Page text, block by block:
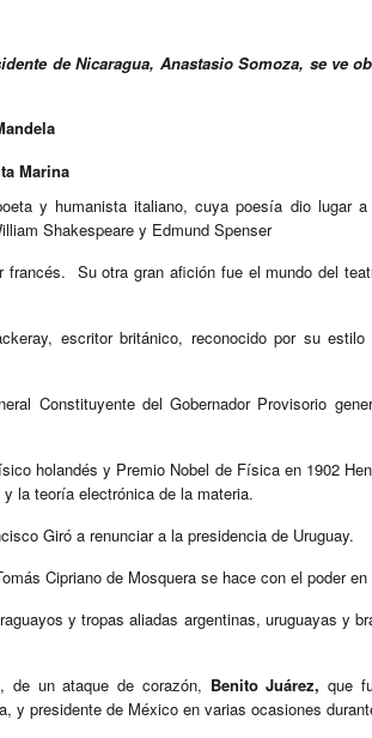
de Nicaragua, Anastasio Somoza, se ve
Marina
y humanista italiano, cuya poesía dio lugar
Shakespeare y Edmund Spenser
francés. Su otra gran afición fue el mundo del
escritor británico, reconocido por su
Constituyente del Gobernador Provisorio
holandés y Premio Nobel de Física en 1902
la teoría electrónica de la materia.
Giró a renunciar a la presidencia de Uruguay.
Cipriano de Mosquera se hace con el poder en
y tropas aliadas argentinas, uruguayas y
de un ataque de corazón, Benito Juárez, que
y presidente de México en varias ocasiones